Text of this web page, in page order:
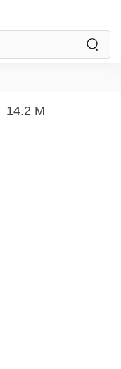
14.2 M